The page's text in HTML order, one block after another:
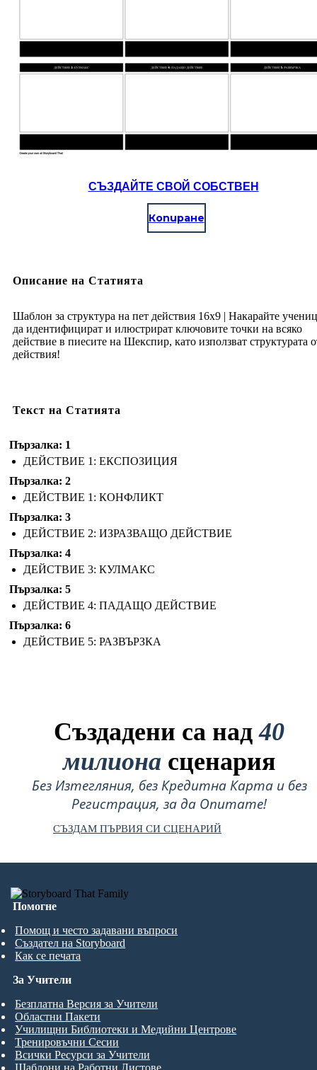
СЪЗДАЙТЕ СВОЙ СОБСТВЕН
Копиране
Описание на Статията
Шаблон за структура на пет действия 16x9 | Накарайте
да идентифицират и илюстрират ключовите точки на всяко
действие в пиесите на Шекспир, като използват структурата
действия!
Текст на Статията
Пързалка: 1
ДЕЙСТВИЕ 1: ЕКСПОЗИЦИЯ
Пързалка: 2
ДЕЙСТВИЕ 1: КОНФЛИКТ
Пързалка: 3
ДЕЙСТВИЕ 2: ИЗРАЗВАЩО ДЕЙСТВИЕ
Пързалка: 4
ДЕЙСТВИЕ 3: КУЛМАКС
Пързалка: 5
ДЕЙСТВИЕ 4: ПАДАЩО ДЕЙСТВИЕ
Пързалка: 6
ДЕЙСТВИЕ 5: РАЗВЪРЗКА
Създадени са над40
милиона сценария
Без Изтегляния, без Кредитна Карта и без
Регистрация, за да Опитате!
СЪЗДАМ ПЪРВИЯ СИ СЦЕНАРИЙ
Помогне
Помощ и често задавани въпроси
Създател на Storyboard
Как се печата
За Учители
Безплатна Версия за Учители
Областни Пакети
Училищни Библиотеки и Медийни Центрове
Тренировъчни Сесии
Всички Ресурси за Учители